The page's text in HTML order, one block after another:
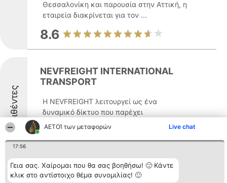
ΑΕΤΟΊ των μεταφορών Live chat
17:56
Γεια σας. Χαίρομαι που θα σας βοηθήσω! 🙂 Κάντε
κλικ στο αντίστοιχο θέμα συνομιλίας! 🙂
Θεσσαλονίκη και παρουσία στην Αττική, η
εταιρεία διακρίνεται για τον ...
8.6
Διακριθέντες
NEVFREIGHT INTERNATIONAL
TRANSPORT
Η NEVFREIGHT λειτουργεί ως ένα
δυναμικό δίκτυο που παρέχει
ολοκληρωμένες λύσεις στον χώρο των
μεταφορών, με έδρα στη Θεσσαλονίκη
και συγκεκριμένα στην οδό Ψαρών 21. Η
όσο και στις εσωτερικές οδικές ...